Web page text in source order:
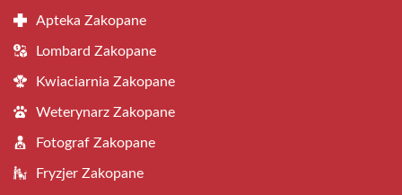
Apteka Zakopane
Lombard Zakopane
Kwiaciarnia Zakopane
Weterynarz Zakopane
Fotograf Zakopane
Fryzjer Zakopane